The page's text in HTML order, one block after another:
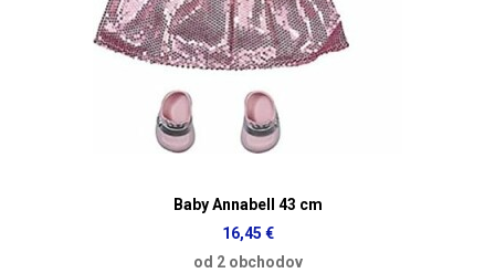
Baby Annabell 43 cm
16,45 €
od 2 obchodov